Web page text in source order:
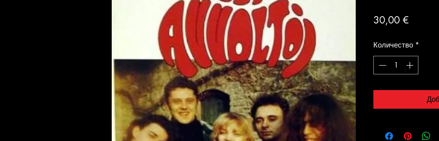
30,00 €Цена
Количество *